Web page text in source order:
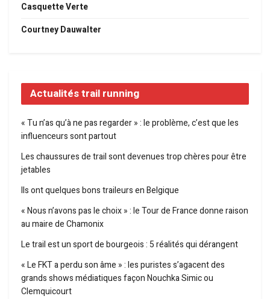
Casquette Verte
Courtney Dauwalter
Actualités trail running
« Tu n’as qu’à ne pas regarder » : le problème, c’est que les
influenceurs sont partout
Les chaussures de trail sont devenues trop chères pour être
jetables
Ils ont quelques bons traileurs en Belgique
« Nous n’avons pas le choix » : le Tour de France donne raison
au maire de Chamonix
Le trail est un sport de bourgeois : 5 réalités qui dérangent
« Le FKT a perdu son âme » : les puristes s’agacent des
grands shows médiatiques façon Nouchka Simic ou
Clemquicourt